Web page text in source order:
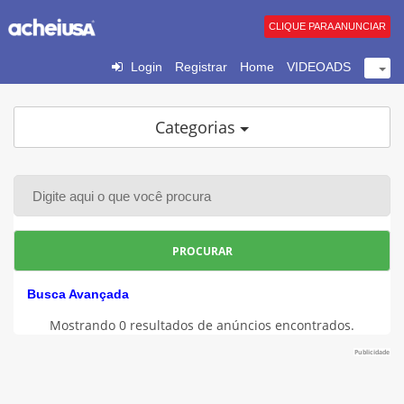
Login Registrar Home VIDEOADS
CLIQUE PARA ANUNCIAR
Categorias
PROCURAR
Busca Avançada
Mostrando 0 resultados de anúncios encontrados.
Publicidade